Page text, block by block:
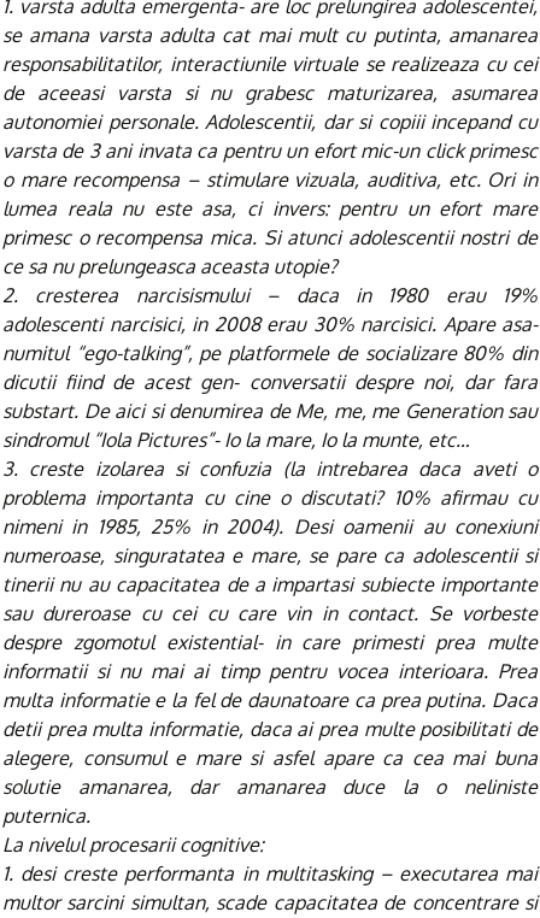
1. varsta adulta emergenta- are loc prelungirea adolescentei,
se amana varsta adulta cat mai mult cu putinta, amanarea
responsabilitatilor, interactiunile virtuale se realizeaza cu cei
de aceeasi varsta si nu grabesc maturizarea, asumarea
autonomiei personale. Adolescentii, dar si copiii incepand cu
varsta de 3 ani invata ca pentru un efort mic-un click primesc
o mare recompensa – stimulare vizuala, auditiva, etc. Ori in
lumea reala nu este asa, ci invers: pentru un efort mare
primesc o recompensa mica. Si atunci adolescentii nostri de
ce sa nu prelungeasca aceasta utopie?
2. cresterea narcisismului – daca in 1980 erau 19%
adolescenti narcisici, in 2008 erau 30% narcisici. Apare asa-
numitul “ego-talking”, pe platformele de socializare 80% din
dicutii fiind de acest gen- conversatii despre noi, dar fara
substart. De aici si denumirea de Me, me, me Generation sau
sindromul “Iola Pictures”- Io la mare, Io la munte, etc…
3. creste izolarea si confuzia (la intrebarea daca aveti o
problema importanta cu cine o discutati? 10% afirmau cu
nimeni in 1985, 25% in 2004). Desi oamenii au conexiuni
numeroase, singuratatea e mare, se pare ca adolescentii si
tinerii nu au capacitatea de a impartasi subiecte importante
sau dureroase cu cei cu care vin in contact. Se vorbeste
despre zgomotul existential- in care primesti prea multe
informatii si nu mai ai timp pentru vocea interioara. Prea
multa informatie e la fel de daunatoare ca prea putina. Daca
detii prea multa informatie, daca ai prea multe posibilitati de
alegere, consumul e mare si asfel apare ca cea mai buna
solutie amanarea, dar amanarea duce la o neliniste
puternica.
La nivelul procesarii cognitive:
1. desi creste performanta in multitasking – executarea mai
multor sarcini simultan, scade capacitatea de concentrare si